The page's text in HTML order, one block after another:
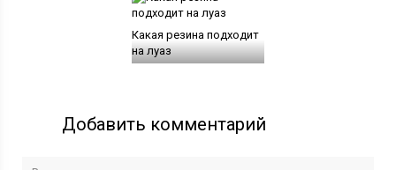
Какая резина подходит
на луаз
Добавить комментарий